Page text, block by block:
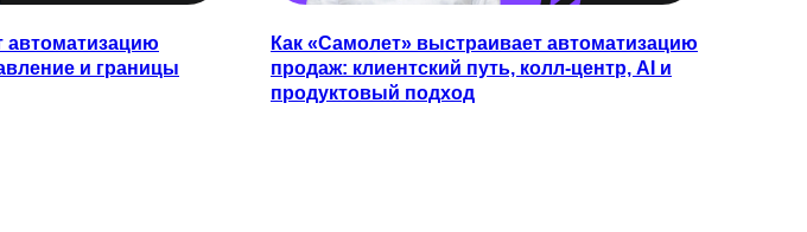
автоматизацию
и границы
Как «Самолет» выстраивает автоматизацию
продаж: клиентский путь, колл-центр, AI и
продуктовый подход